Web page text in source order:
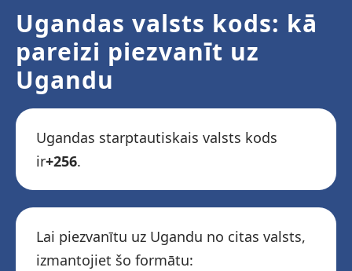
Ugandas valsts kods: kā
pareizi piezvanīt uz
Ugandu
Ugandas starptautiskais valsts kods
ir+256.
Lai piezvanītu uz Ugandu no citas valsts,
izmantojiet šo formātu: